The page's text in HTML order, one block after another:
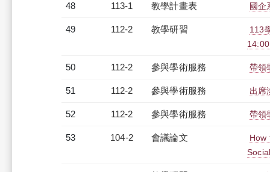
48 113-1 教學計畫表 國企
49 112-2 教學研習
113
50 112-2 參與學術服務 帶領
51 112-2 參與學術服務 出席
52 112-2 參與學術服務 帶領
53 104-2 會議論文
How